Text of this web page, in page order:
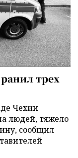
трех
Чехии
людей, тяжело
сообщил